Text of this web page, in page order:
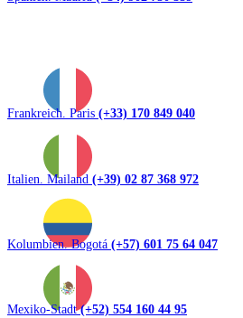
Frankreich. Paris (+33) 170 849 040
Italien. Mailand (+39) 02 87 368 972
Kolumbien. Bogotá (+57) 601 75 64 047
Mexiko-Stadt(+52) 554 160 44 95